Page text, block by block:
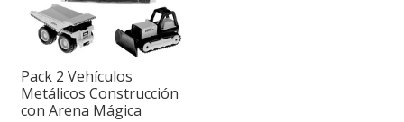
Pack 2 Vehículos
Metálicos Construcción
con Arena Mágica